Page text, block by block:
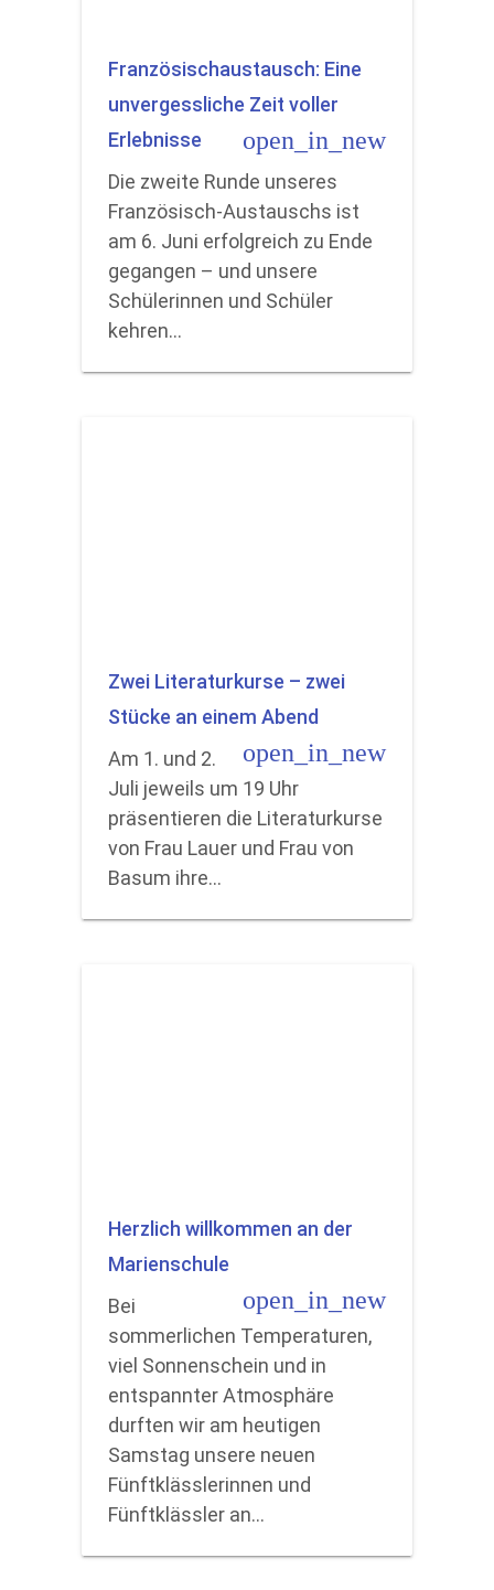
Französischaustausch: Eine
unvergessliche Zeit voller
Erlebnisse
open_in_new
Die zweite Runde unseres
Französisch-Austauschs ist
am 6. Juni erfolgreich zu Ende
gegangen – und unsere
Schülerinnen und Schüler
kehren…
Zwei Literaturkurse – zwei
Stücke an einem Abend
open_in_new
Am 1. und 2.
Juli jeweils um 19 Uhr
präsentieren die Literaturkurse
von Frau Lauer und Frau von
Basum ihre…
Herzlich willkommen an der
Marienschule
open_in_new
Bei
sommerlichen Temperaturen,
viel Sonnenschein und in
entspannter Atmosphäre
durften wir am heutigen
Samstag unsere neuen
Fünftklässlerinnen und
Fünftklässler an…